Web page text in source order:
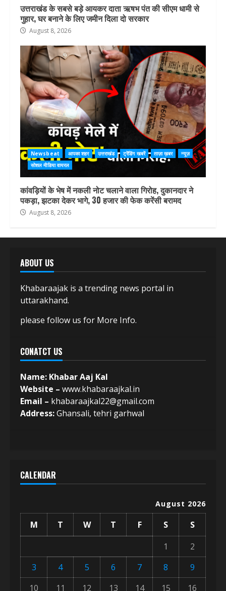
उत्तराखंड के सबसे बड़े आयकर दाता ऋषभ पंत की सीएम धामी से
गुहार, घर बनाने के लिए जमीन दिला दो सरकार
August 8, 2026
Newsbeat आपका शहर उत्तराखंड ट्रेंडिंग खबरें ताज़ा ख़बर
न्यूज़
सोशल मीडिया वायरल
कांवड़ियों के भेष में नकली नोट चलाने वाला गिरोह, दुकानदार ने
पकड़ा, झटका देकर भागे, 30 हजार की फेक करेंसी बरामद
August 8, 2026
ABOUT US
Khabaraajak is a trending news portal in
uttarakhand.
please follow us for More Info.
CONATCT US
Name: Khabar Aaj Kal
Website – www.khabaraajkal.in
Email – khabaraajkal22@gmail.com
Address:Ghansali, tehri garhwal
CALENDAR
August 2026
M T W T F S
S
1
2
3
4 5 6 7 8
9
10
11 12 13 14 15 16